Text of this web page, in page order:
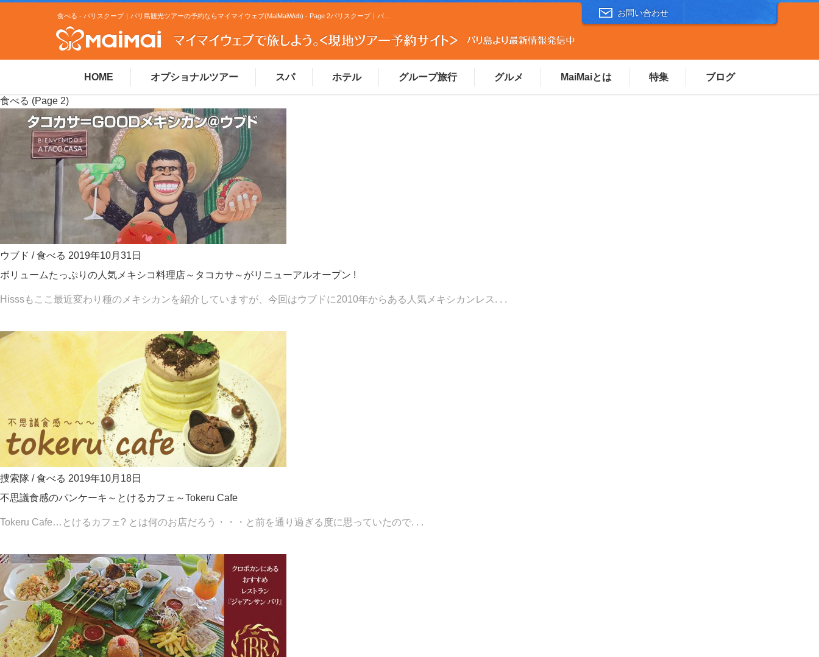
お問い合わせ
HOME オプショナルツアー スパ ホテル グループ旅行 グルメ MaiMaiとは 特集 ブログ
食べる (Page 2)
ウブド /食べる 2019年10月31日
ボリュームたっぷりの人気メキシコ料理店～タコカサ～がリニューアルオープン !
Hisssもここ最近変わり種のメキシカンを紹介していますが、今回はウブドに2010年からある人気メキシカンレス. . .
捜索隊 /食べる 2019年10月18日
不思議食感のパンケーキ～とけるカフェ～Tokeru Cafe
Tokeru Cafe…とけるカフェ? とは何のお店だろう・・・と前を通り過ぎる度に思っていたので. . .